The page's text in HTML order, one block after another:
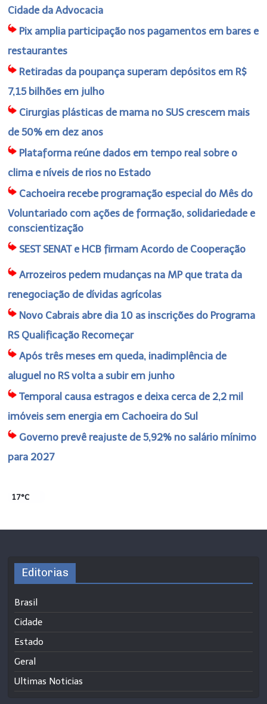
Cidade da Advocacia
Pix amplia participação nos pagamentos em bares e
restaurantes
Retiradas da poupança superam depósitos em R$
7,15 bilhões em julho
Cirurgias plásticas de mama no SUS crescem mais
de 50% em dez anos
Plataforma reúne dados em tempo real sobre o
clima e níveis de rios no Estado
Cachoeira recebe programação especial do Mês do
Voluntariado com ações de formação, solidariedade e
conscientização
SEST SENAT e HCB firmam Acordo de Cooperação
Arrozeiros pedem mudanças na MP que trata da
renegociação de dívidas agrícolas
Novo Cabrais abre dia 10 as inscrições do Programa
RS Qualificação Recomeçar
Após três meses em queda, inadimplência de
aluguel no RS volta a subir em junho
Temporal causa estragos e deixa cerca de 2,2 mil
imóveis sem energia em Cachoeira do Sul
Governo prevê reajuste de 5,92% no salário mínimo
para 2027
17°C
Editorias
Brasil
Cidade
Estado
Geral
Ultimas Noticias